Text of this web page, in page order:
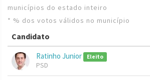
municípios do estado inteiro
* % dos votos válidos no município
Candidato
Ratinho Junior Eleito
PSD